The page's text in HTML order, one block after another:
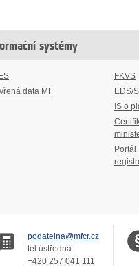
systémy
data MF
FKVS
EDS/
IS o
Portál
podatelna@mfcr.cz
tel.ústředna:
+420 257 041 111